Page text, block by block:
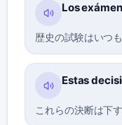
Los
歴史の試験はいつ
Estas
これらの決断は下